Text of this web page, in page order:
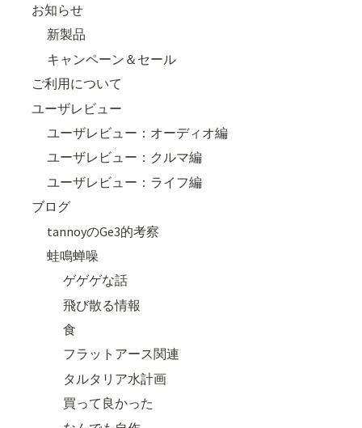
お知らせ
新製品
キャンペーン＆セール
ご利用について
ユーザレビュー
ユーザレビュー：オーディオ編
ユーザレビュー：クルマ編
ユーザレビュー：ライフ編
ブログ
tannoyのGe3的考察
蛙鳴蝉噪
ゲゲゲな話
飛び散る情報
食
フラットアース関連
タルタリア水計画
買って良かった